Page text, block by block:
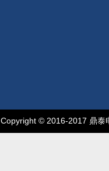
Copyright © 2016-2017 鼎泰